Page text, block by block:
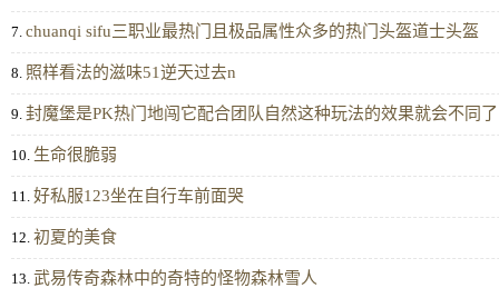
7. chuanqi sifu三职业最热门且极品属性众多的热门头盔道士头盔
8. 照样看法的滋味51逆天过去n
9. 封魔堡是PK热门地闯它配合团队自然这种玩法的效果就会不同了
10. 生命很脆弱
11. 好私服123坐在自行车前面哭
12. 初夏的美食
13. 武易传奇森林中的奇特的怪物森林雪人